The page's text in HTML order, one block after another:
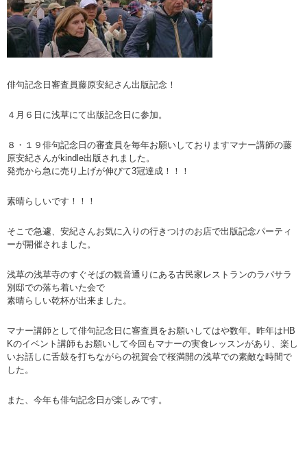
俳句記念日審査員藤原安紀さん出版記念！
４月６日に浅草にて出版記念日に参加。
８・１９俳句記念日の審査員を毎年お願いしておりますマナー講師の藤
原安紀さんがkindle出版されました。
発売から急に売り上げが伸びて3冠達成！！！
素晴らしいです！！！
そこで急遽、安紀さんお気に入りの行きつけのお店で出版記念パーティ
ーが開催されました。
浅草の浅草寺のすぐそばの観音通りにある古民家レストランのラバサラ
別邸での落ち着いた会で
素晴らしい乾杯が出来ました。
マナー講師として俳句記念日に審査員をお願いしてはや数年。昨年はHB
Kのイベント講師もお願いして今回もマナーの実食レッスンがあり、楽し
いお話しに舌鼓を打ちながらの祝賀会で桜満開の浅草での素敵な時間で
した。
また、今年も俳句記念日が楽しみです。